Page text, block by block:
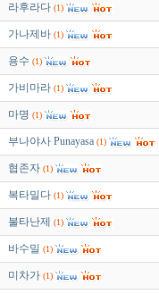
라후라다 (1)
가나제바 (1)
용수 (1)
가비마라 (1)
마명 (1)
부나야사 Punayasa (1)
협존자 (1)
복타밀다 (1)
불타난제 (1)
바수밀 (1)
미차가 (1)